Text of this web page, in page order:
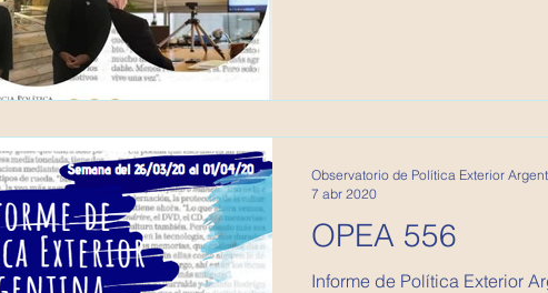
OPEA 556
Informe de Política Exterior Argentina
Observatorio de Política Exterior
7 abr 2020